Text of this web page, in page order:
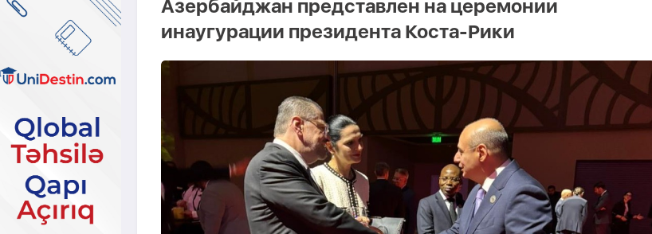
Азербайджан представлен на церемонии
инаугурации президента Коста-Рики